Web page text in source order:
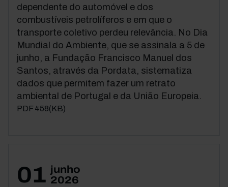
dependente do automóvel e dos
combustíveis petrolíferos e em que o
transporte coletivo perdeu relevância. No Dia
Mundial do Ambiente, que se assinala a 5 de
junho, a Fundação Francisco Manuel dos
Santos, através da Pordata, sistematiza
dados que permitem fazer um retrato
ambiental de Portugal e da União Europeia.
PDF 458(KB)
01 junho
2026